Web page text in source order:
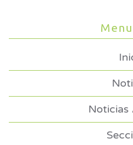
Noticias